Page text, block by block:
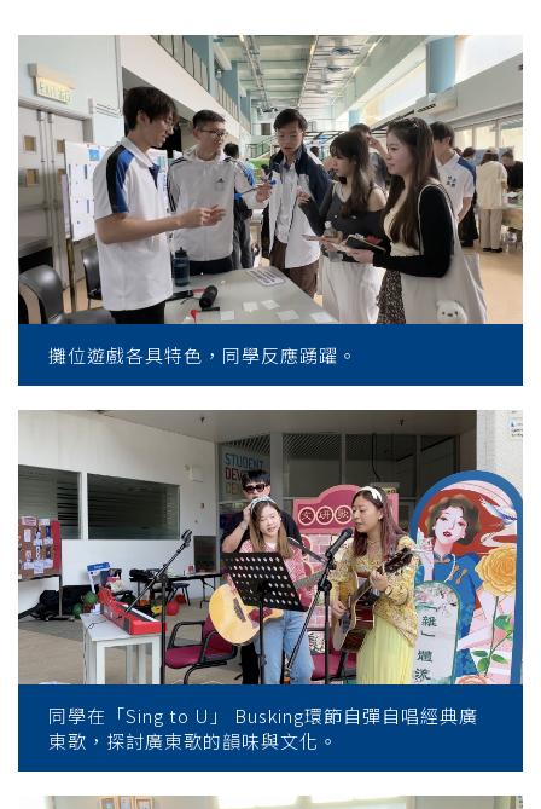
攤位遊戲各具特色，同學反應踴躍。
同學在「Sing to U」 Busking環節自彈自唱經典廣
東歌，探討廣東歌的韻味與文化。